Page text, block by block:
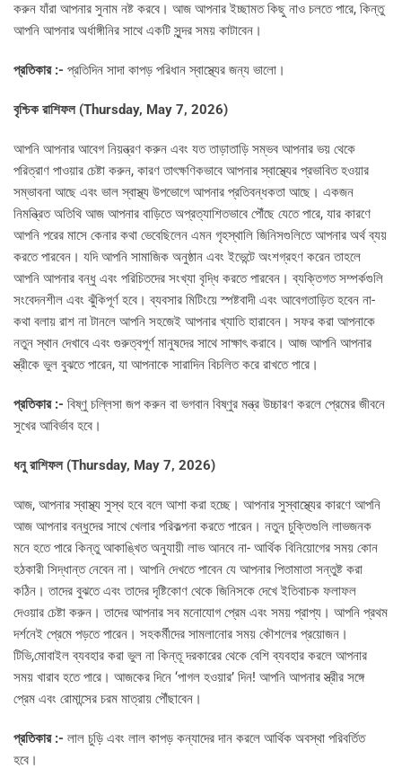
করুন যাঁরা আপনার সুনাম নষ্ট করবে। আজ আপনার ইচ্ছামত কিছু নাও চলতে পারে, কিন্তু
আপনি আপনার অর্ধাঙ্গীনির সাথে একটি সুন্দর সময় কাটাবেন।
প্রতিকার :- প্রতিদিন সাদা কাপড় পরিধান স্বাস্থ্যের জন্য ভালো।
বৃশ্চিক রাশিফল (Thursday, May 7, 2026)
আপনি আপনার আবেগ নিয়ন্ত্রণ করুন এবং যত তাড়াতাড়ি সম্ভব আপনার ভয় থেকে
পরিত্রাণ পাওয়ার চেষ্টা করুন, কারণ তাৎক্ষণিকভাবে আপনার স্বাস্থ্যের প্রভাবিত হওয়ার
সম্ভাবনা আছে এবং ভাল স্বাস্থ্য উপভোগে আপনার প্রতিবন্ধকতা আছে। একজন
নিমন্ত্রিত অতিথি আজ আপনার বাড়িতে অপ্রত্যাশিতভাবে পৌঁছে যেতে পারে, যার কারণে
আপনি পরের মাসে কেনার কথা ভেবেছিলেন এমন গৃহস্থালি জিনিসগুলিতে আপনার অর্থ ব্যয়
করতে পারবেন। যদি আপনি সামাজিক অনুষ্ঠান এবং ইভেন্টে অংশগ্রহণ করেন তাহলে
আপনি আপনার বন্ধু এবং পরিচিতদের সংখ্যা বৃদ্ধি করতে পারবেন। ব্যক্তিগত সম্পর্কগুলি
সংবেদনশীল এবং ঝুঁকিপূর্ণ হবে। ব্যবসার মিটিংয়ে স্পষ্টবাদী এবং আবেগতাড়িত হবেন না-
কথা বলায় রাশ না টানলে আপনি সহজেই আপনার খ্যাতি হারাবেন। সফর করা আপনাকে
নতুন স্থান দেখাবে এবং গুরুত্বপূর্ণ মানুষদের সাথে সাক্ষাৎ করাবে। আজ আপনি আপনার
স্ত্রীকে ভুল বুঝতে পারেন, যা আপনাকে সারাদিন বিচলিত করে রাখতে পারে।
প্রতিকার :- বিষ্ণু চল্লিসা জপ করুন বা ভগবান বিষ্ণুর মন্ত্র উচ্চারণ করলে প্রেমের জীবনে
সুখের আবির্ভাব হবে।
ধনু রাশিফল (Thursday, May 7, 2026)
আজ, আপনার স্বাস্থ্য সুস্থ হবে বলে আশা করা হচ্ছে। আপনার সুস্বাস্থ্যের কারণে আপনি
আজ আপনার বন্ধুদের সাথে খেলার পরিকল্পনা করতে পারেন। নতুন চুক্তিগুলি লাভজনক
মনে হতে পারে কিন্তু আকাঙ্খিত অনুযায়ী লাভ আনবে না- আর্থিক বিনিয়োগের সময় কোন
হঠকারী সিদ্ধান্ত নেবেন না। আপনি দেখতে পাবেন যে আপনার পিতামাতা সন্তুষ্ট করা
কঠিন। তাদের বুঝতে এবং তাদের দৃষ্টিকোণ থেকে জিনিসকে দেখে ইতিবাচক ফলাফল
দেওয়ার চেষ্টা করুন। তাদের আপনার সব মনোযোগ প্রেম এবং সময় প্রাপ্য। আপনি প্রথম
দর্শনেই প্রেমে পড়তে পারেন। সহকর্মীদের সামলানোর সময় কৌশলের প্রয়োজন।
টিভি,মোবাইল ব্যবহার করা ভুল না কিন্তূ দরকারের থেকে বেশি ব্যবহার করলে আপনার
সময় খারাব হতে পারে। আজকের দিনে ‘পাগল হওয়ার’ দিন! আপনি আপনার স্ত্রীর সঙ্গে
প্রেম এবং রোমান্সের চরম মাত্রায় পৌঁছাবেন।
প্রতিকার :- লাল চুড়ি এবং লাল কাপড় কন্যাদের দান করলে আর্থিক অবস্থা পরিবর্তিত
হবে।